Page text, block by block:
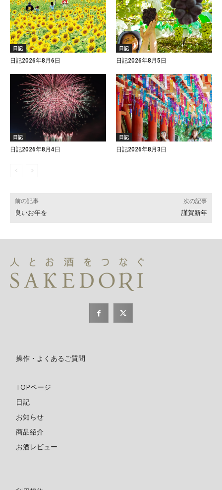
日記
日記2026年8月6日
日記
日記2026年8月5日
日記
日記2026年8月4日
日記
日記2026年8月3日
前の記事
良いお年を
次の記事
謹賀新年
操作・よくあるご質問
TOPページ
日記
お知らせ
商品紹介
お酒レビュー